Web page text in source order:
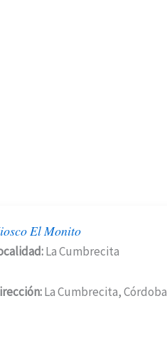
El Monito
La Cumbrecita
La Cumbrecita, Córdoba